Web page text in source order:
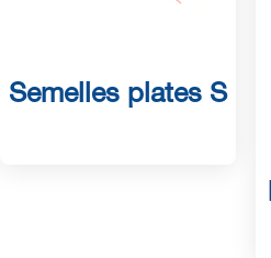
Semelles plates S